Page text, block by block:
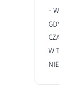
-
W